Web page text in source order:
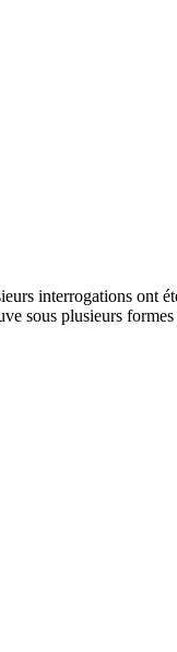
interrogations ont
sous plusieurs